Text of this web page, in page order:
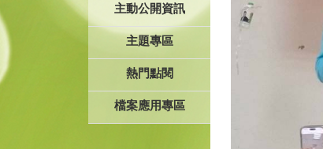
主動公開資訊
主題專區
熱門點閱
檔案應用專區